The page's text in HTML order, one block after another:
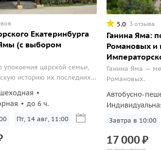
Екатеринбурга
(с выбором
упокоения царской семьи,
историю их последних
до 6 ч.
Пт, 14 авг, 11:00
5.0 3 отзыва
Ганина Яма:
Романовых и
Ганина Яма —
Романовых.
Автобусно-
Завтра в 10:00
17000₽